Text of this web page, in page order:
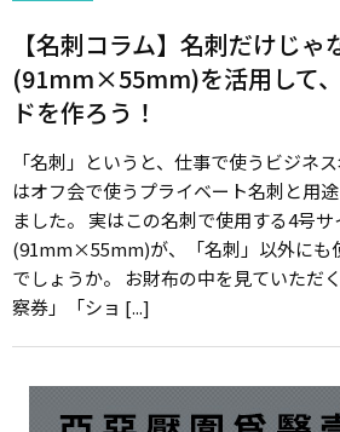
【名刺コラム】名刺だけじ
(91mm×55mm)を活用して
ドを作ろう！
「名刺」というと、仕事で使うビジネ
はオフ会で使うプライベート名刺と用
ました。 実はこの名刺で使用する4号
(91mm×55mm)が、「名刺」以外にも
でしょうか。 お財布の中を見ていただ
察券」「ショ [...]